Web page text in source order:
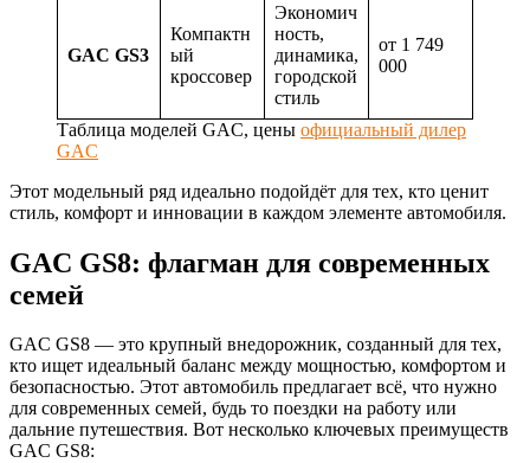
GAC GS3
Компактн
ый
кроссовер
Экономич
ность,
динамика,
городской
стиль
от 1 749
000
Таблица моделей GAC, цены официальный дилер
GAC
Этот модельный ряд идеально подойдёт для тех, кто ценит
стиль, комфорт и инновации в каждом элементе автомобиля.
GAC GS8: флагман для современных
семей
GAC GS8 — это крупный внедорожник, созданный для тех,
кто ищет идеальный баланс между мощностью, комфортом и
безопасностью. Этот автомобиль предлагает всё, что нужно
для современных семей, будь то поездки на работу или
дальние путешествия. Вот несколько ключевых преимуществ
GAC GS8: